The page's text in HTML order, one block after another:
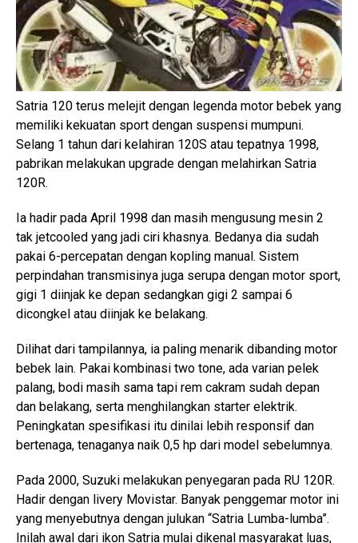
Satria 120 terus melejit dengan legenda motor bebek yang
memiliki kekuatan sport dengan suspensi mumpuni.
Selang 1 tahun dari kelahiran 120S atau tepatnya 1998,
pabrikan melakukan upgrade dengan melahirkan Satria
120R.
Ia hadir pada April 1998 dan masih mengusung mesin 2
tak jetcooled yang jadi ciri khasnya. Bedanya dia sudah
pakai 6-percepatan dengan kopling manual. Sistem
perpindahan transmisinya juga serupa dengan motor sport,
gigi 1 diinjak ke depan sedangkan gigi 2 sampai 6
dicongkel atau diinjak ke belakang.
Dilihat dari tampilannya, ia paling menarik dibanding motor
bebek lain. Pakai kombinasi two tone, ada varian pelek
palang, bodi masih sama tapi rem cakram sudah depan
dan belakang, serta menghilangkan starter elektrik.
Peningkatan spesifikasi itu dinilai lebih responsif dan
bertenaga, tenaganya naik 0,5 hp dari model sebelumnya.
Pada 2000, Suzuki melakukan penyegaran pada RU 120R.
Hadir dengan livery Movistar. Banyak penggemar motor ini
yang menyebutnya dengan julukan “Satria Lumba-lumba”.
Inilah awal dari ikon Satria mulai dikenal masyarakat luas,